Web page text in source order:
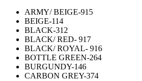
ARMY/ BEIGE-915
BEIGE-114
BLACK-312
BLACK/ RED- 917
BLACK/ ROYAL- 916
BOTTLE GREEN-264
BURGUNDY-146
CARBON GREY-374